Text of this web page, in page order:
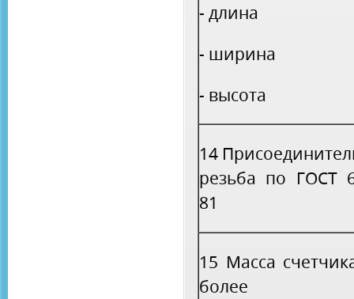
- длина
- ширина
- высота
14
резьба по ГОСТ
81
15 Масса
более